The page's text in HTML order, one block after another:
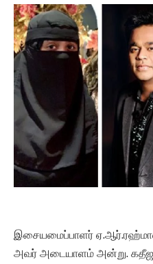
இசையமைப்பாளர்
அவர் அடையாளம் அன்று.